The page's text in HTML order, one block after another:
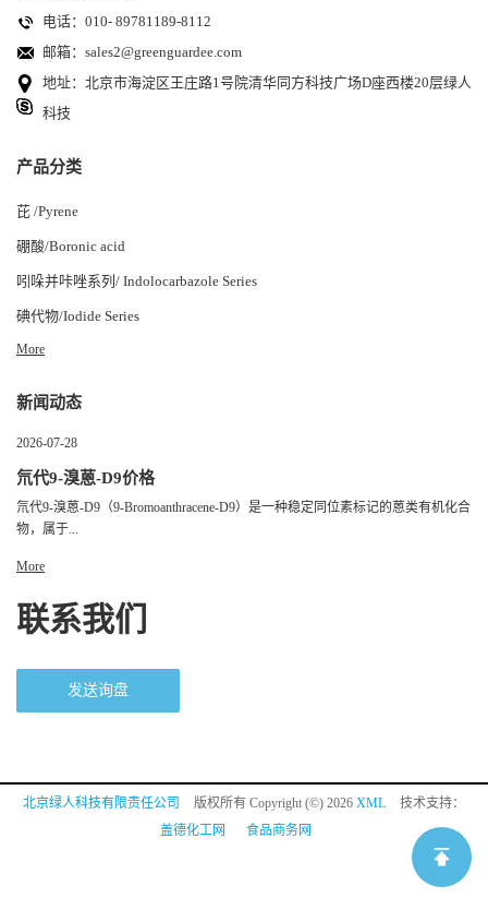
电话：010- 89781189-8112
邮箱： sales2@greenguardee.com
地址：北京市海淀区王庄路1号院清华同方科技广场D座西楼20层绿人
科技
产品分类
芘 /Pyrene
硼酸/Boronic acid
吲哚并咔唑系列/ Indolocarbazole Series
碘代物/Iodide Series
More
新闻动态
2026-07-28
氘代9-溴蒽-D9价格
氘代9-溴蒽-D9（9-Bromoanthracene-D9）是一种稳定同位素标记的蒽类有机化合
物，属于...
More
联系我们
发送询盘
北京绿人科技有限责任公司 版权所有 Copyright (©) 2026 XML
技术支持：
盖德化工网
食品商务网